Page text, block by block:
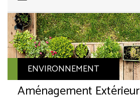
ENVIRONNEMENT
Aménagement Extérieur